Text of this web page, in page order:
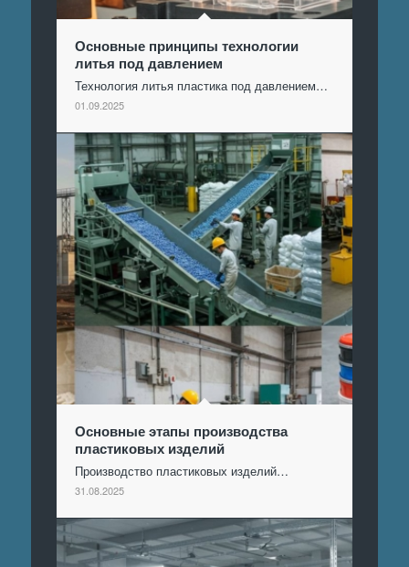
Основные принципы технологии
литья под давлением
Технология литья пластика под давлением…
01.09.2025
Основные этапы производства
пластиковых изделий
Производство пластиковых изделий…
31.08.2025